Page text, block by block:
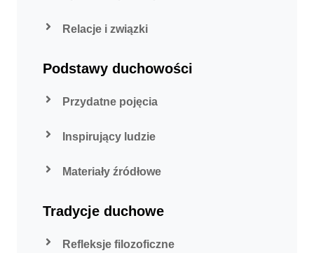
Relacje i związki
Podstawy duchowości
Przydatne pojęcia
Inspirujący ludzie
Materiały źródłowe
Tradycje duchowe
Refleksje filozoficzne